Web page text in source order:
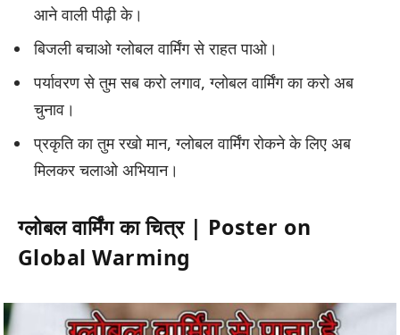
आने वाली पीढ़ी के।
बिजली बचाओ ग्लोबल वार्मिंग से राहत पाओ।
पर्यावरण से तुम सब करो लगाव, ग्लोबल वार्मिंग का करो अब
चुनाव।
प्रकृति का तुम रखो मान, ग्लोबल वार्मिंग रोकने के लिए अब
मिलकर चलाओ अभियान।
ग्लोबल वार्मिंग का चित्र | Poster on
Global Warming